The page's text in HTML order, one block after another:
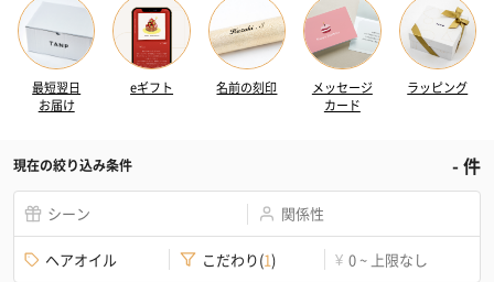
最短翌日
お届け
eギフト 名前の刻印
メッセージ
カード
ラッピング
現在の絞り込み条件 -件
シーン 関係性
ヘアオイル こだわり(1) ¥ 0 ~ 上限なし